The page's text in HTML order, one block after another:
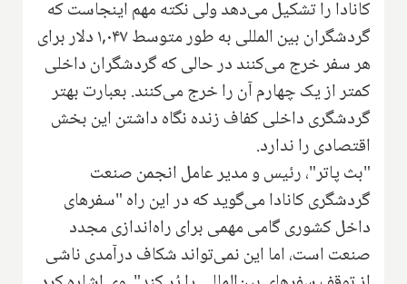
کانادا را تشکیل می‌دهد ولی نکته مهم اینجاست که
گردشگران بین المللی به طور متوسط ۱,۰۴۷ دلار برای
هر سفر خرج می‌کنند در حالی که گردشگران داخلی
کمتر از یک چهارم آن را خرج می‌کنند. بعبارت بهتر
گردشگری داخلی کفاف زنده نگاه داشتن این بخش
اقتصادی را ندارد.
"بث پاتر"، رئیس و مدیر عامل انجمن صنعت
گردشگری کانادا می‌گوید که در این راه "سفرهای
داخل کشوری گامی مهمی برای راه‌اندازی مجدد
صنعت است، اما این نمی‌تواند شکاف درآمدی ناشی